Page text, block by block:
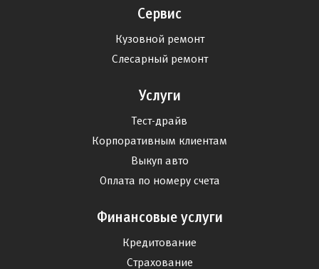
Сервис
Кузовной ремонт
Слесарный ремонт
Услуги
Тест-драйв
Корпоративным клиентам
Выкуп авто
Оплата по номеру счета
Финансовые услуги
Кредитование
Страхование